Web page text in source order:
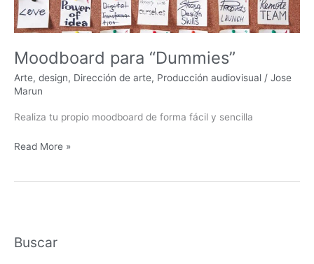
Moodboard para “Dummies”
Arte, design, Dirección de arte, Producción audiovisual / Jose
Marun
Realiza tu propio moodboard de forma fácil y sencilla
Read More »
Buscar